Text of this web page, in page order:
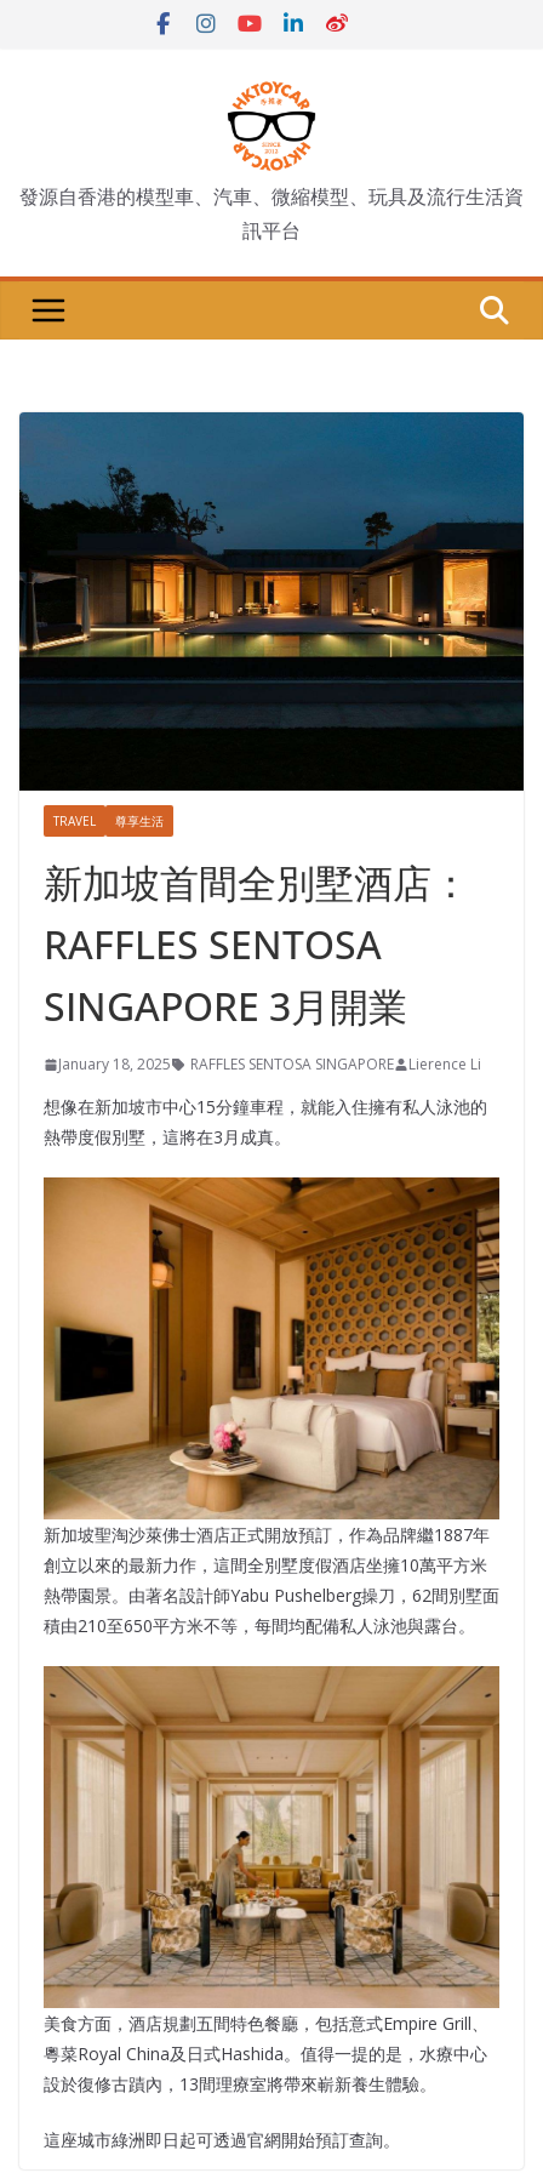
發源自香港的模型車、汽車、微縮模型、玩具及流行生活資
訊平台
TRAVEL 尊享生活
新加坡首間全別墅酒店：
RAFFLES SENTOSA
SINGAPORE 3月開業
January 18, 2025 RAFFLES SENTOSA SINGAPORE Lierence Li
想像在新加坡市中心15分鐘車程，就能入住擁有私人泳池的
熱帶度假別墅，這將在3月成真。
新加坡聖淘沙萊佛士酒店正式開放預訂，作為品牌繼1887年
創立以來的最新力作，這間全別墅度假酒店坐擁10萬平方米
熱帶園景。由著名設計師Yabu Pushelberg操刀，62間別墅面
積由210至650平方米不等，每間均配備私人泳池與露台。
美食方面，酒店規劃五間特色餐廳，包括意式Empire Grill、
粵菜Royal China及日式Hashida。值得一提的是，水療中心
設於復修古蹟內，13間理療室將帶來嶄新養生體驗。
這座城市綠洲即日起可透過官網開始預訂查詢。